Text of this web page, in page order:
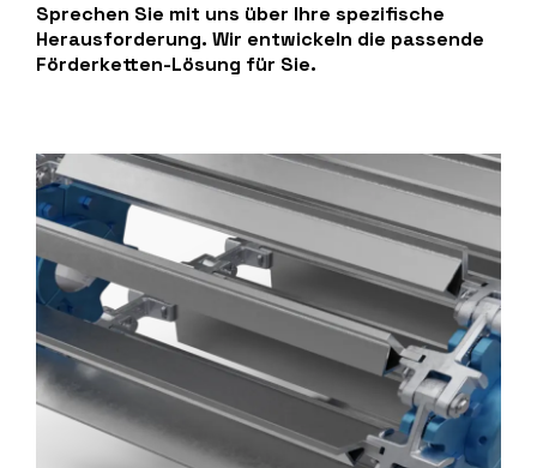
Sprechen Sie mit uns über Ihre spezifische
Herausforderung. Wir entwickeln die passende
Förderketten-Lösung für Sie.